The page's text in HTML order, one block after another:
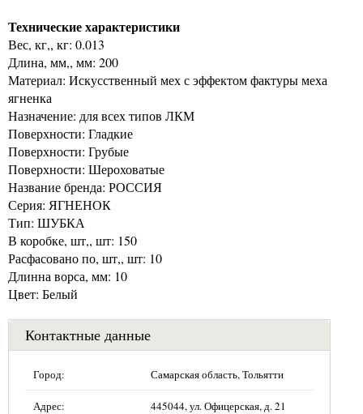
Технические характеристики
Вес, кг,, кг: 0.013
Длина, мм,, мм: 200
Материал: Искусственный мех с эффектом фактуры меха
ягненка
Назначение: для всех типов ЛКМ
Поверхности: Гладкие
Поверхности: Грубые
Поверхности: Шероховатые
Название бренда: РОССИЯ
Серия: ЯГНЕНОК
Тип: ШУБКА
В коробке, шт,, шт: 150
Расфасовано по, шт,, шт: 10
Длинна ворса, мм: 10
Цвет: Белый
Контактные данные
Город: Самарская область, Тольятти
Адрес: 445044, ул. Офицерская, д. 21